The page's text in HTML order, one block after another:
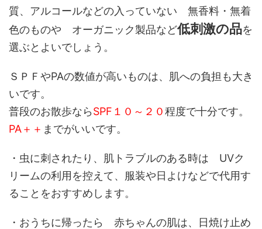
質、アルコールなどの入っていない 無香料・無着
色のものや オーガニック製品など低刺激の品を
選ぶとよいでしょう。
ＳＰＦやPAの数値が高いものは、肌への負担も大き
いです。
普段のお散歩ならSPF１０～２０程度で十分です。
PA＋＋ までがいいです。
・虫に刺されたり、肌トラブルのある時は UVク
リームの利用を控えて、服装や日よけなどで代用す
ることをおすすめします。
・おうちに帰ったら 赤ちゃんの肌は、日焼け止め